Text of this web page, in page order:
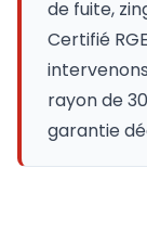
de fuite,
Certifié
rayon de
garantie